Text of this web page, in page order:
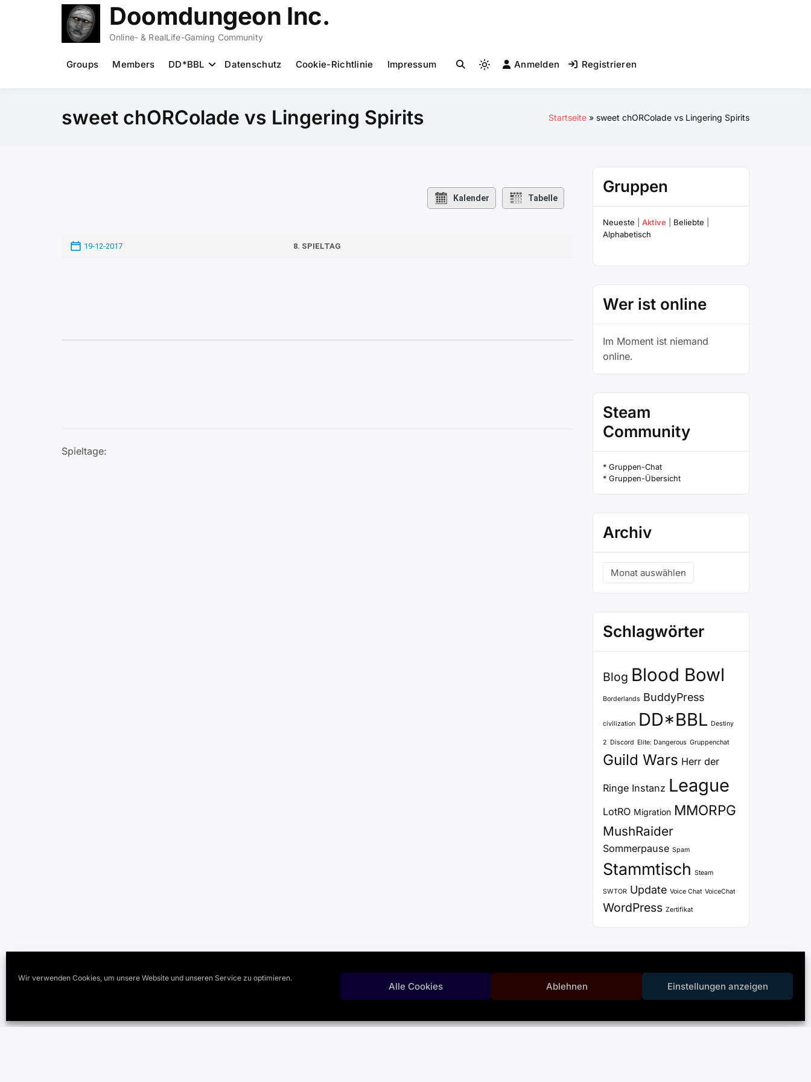
Wir verwenden Cookies, um unsere Website und unseren Service zu optimieren.
Alle Cookies Ablehnen Einstellungen anzeigen
Doomdungeon Inc.
Online- & RealLife-Gaming Community
Groups Members DD*BBL Datenschutz Cookie-Richtlinie Impressum
Light
Anmelden Registrieren
sweet chORColade vs Lingering Spirits Startseite sweet chORColade vs Lingering Spirits
Kalender Tabelle
19-12-2017 8. SPIELTAG
Spieltage:
Gruppen
Neueste Aktive Beliebte
Alphabetisch
Wer ist online
Im Moment ist niemand
online.
Steam
Community
* Gruppen-Chat
* Gruppen-Übersicht
Archiv
Archiv
Schlagwörter
Blog Blood Bowl
Borderlands BuddyPress
civilization DD*BBL Destiny
2 Discord Elite: Dangerous Gruppenchat
Guild Wars Herr der
Ringe Instanz League
LotRO Migration MMORPG
MushRaider
Sommerpause Spam
Stammtisch Steam
SWTOR Update Voice Chat VoiceChat
WordPress Zertifikat